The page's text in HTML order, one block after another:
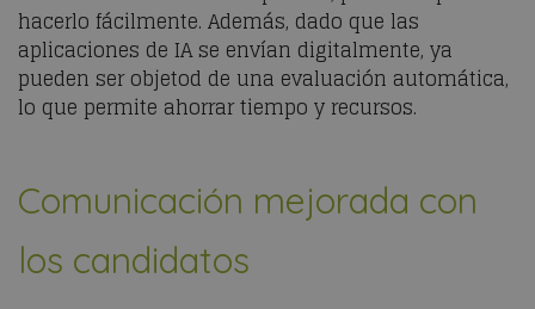
hacerlo fácilmente. Además, dado que las
aplicaciones de IA se envían digitalmente, ya
pueden ser objetod de una evaluación automática,
lo que permite ahorrar tiempo y recursos.
Comunicación mejorada con
los candidatos